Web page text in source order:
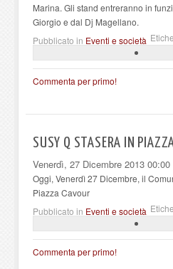
Marina. Gli stand entreranno in
Giorgio e dal Dj Magellano.
Pubblicato in Eventi e società
Commenta per primo!
SUSY Q STASERA IN
Venerdì, 27 Dicembre 2013 00:00
Oggi, Venerdì 27 Dicembre, il
Piazza Cavour
Pubblicato in Eventi e società
Commenta per primo!